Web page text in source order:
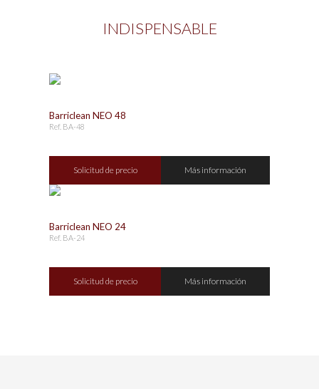
INDISPENSABLE
Barriclean NEO 48
Ref. BA-48
Solicitud de precio Más información
Barriclean NEO 24
Ref. BA-24
Solicitud de precio Más información